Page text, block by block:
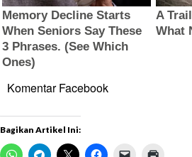
Komentar Facebook
Bagikan Artikel Ini: